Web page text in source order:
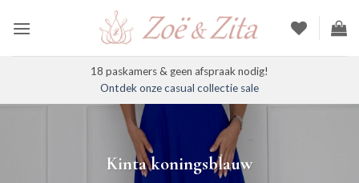
naar
18 paskamers & geen afspraak nodig!
Ontdek onze casual collectie sale
Kinta koningsblauw